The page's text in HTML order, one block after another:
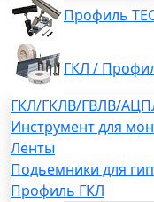
Профиль
ГКЛ /
ГКЛ/ГКЛВ/ГВЛВ/
Инструмент для
Ленты
Подьемники для
Профиль ГКЛ